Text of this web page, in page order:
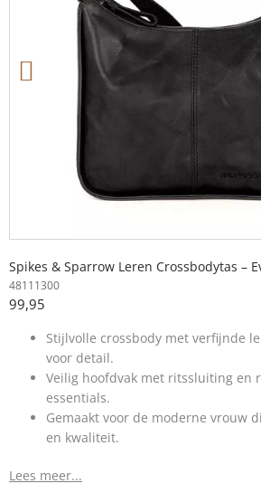
Spikes & Sparrow Leren Crossbodytas –
48111300
99,95
Stijlvolle crossbody met verfijnde
voor detail.
Veilig hoofdvak met ritssluiting en
essentials.
Gemaakt voor de moderne vrouw
en kwaliteit.
Lees meer...